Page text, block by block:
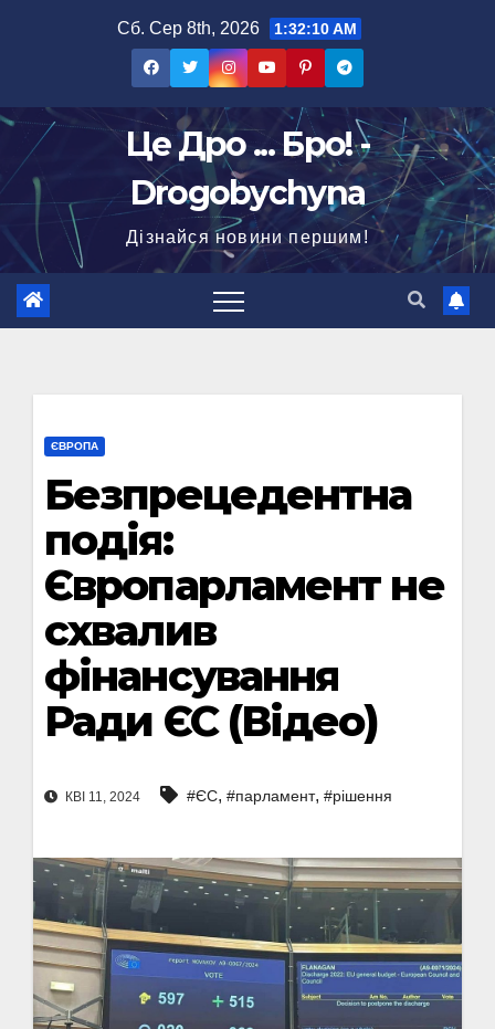
Сб. Сер 8th, 2026 1:32:11 AM
Це Дро ... Бро! -
Drogobychyna
Дізнайся новини першим!
ЄВРОПА
Безпрецедентна
подія:
Європарламент не
схвалив
фінансування
Ради ЄС (Відео)
КВІ 11, 2024 #ЄС, #парламент, #рішення